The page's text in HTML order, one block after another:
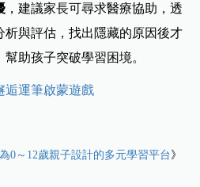
，建議家長可尋求醫療協助，透
析與評估，找出隱藏的原因後才
助孩子突破學習困境。
逅運筆啟蒙遊戲
0～12歲親子設計的多元學習平台》